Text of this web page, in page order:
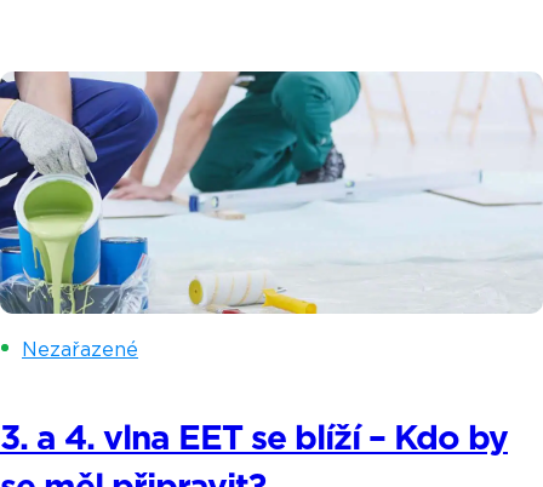
Nezařazené
3. a 4. vlna EET se blíží – Kdo by